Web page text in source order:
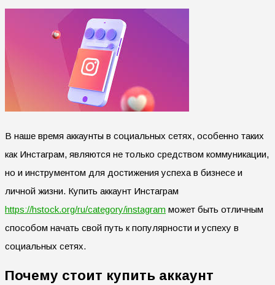
В наше время аккаунты в социальных сетях, особенно таких
как Инстаграм, являются не только средством коммуникации,
но и инструментом для достижения успеха в бизнесе и
личной жизни. Купить аккаунт Инстаграм
https://hstock.org/ru/category/instagram может быть отличным
способом начать свой путь к популярности и успеху в
социальных сетях.
Почему стоит купить аккаунт